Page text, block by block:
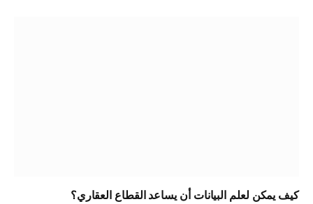
كيف يمكن لعلم البيانات أن يساعد القطاع العقاري؟